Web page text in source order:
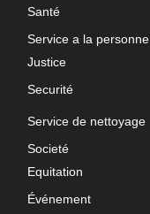
Santé
Service a la personne
Justice
Securité
Service de nettoyage
Societé
Equitation
Événement